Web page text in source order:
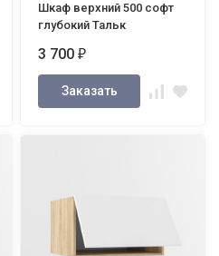
Шкаф верхний 500 софт
глубокий Тальк
3 700₽
Заказать